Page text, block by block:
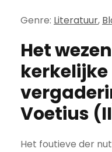
Genre: Literatuur,
Het
kerkelijke
Voetius
Het foutieve der